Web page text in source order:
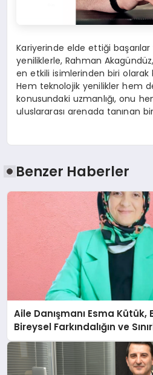
Kariyerinde elde ettiği başarılar
yeniliklerle, Rahman
en etkili isimlerinden biri olarak
Hem teknolojik yenilikler hem
konusundaki uzmanlığı, onu
uluslararası arenada tanınan
Benzer Haberler
Aile Danışmanı Esma Kütük,
Bireysel Farkındalığın ve
Anlatıyor